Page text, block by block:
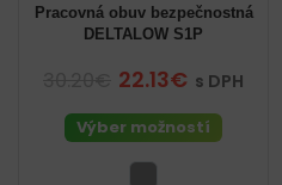
Pracovná obuv bezpečnostná
DELTALOW S1P
22.13€ s DPH
Výber možností